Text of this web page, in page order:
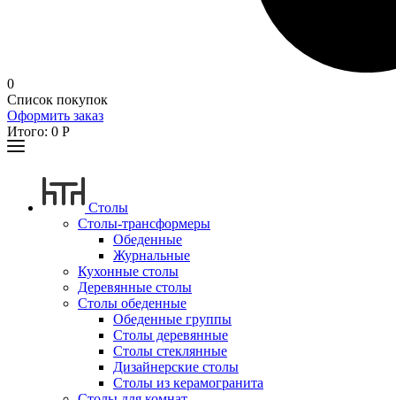
0
Список покупок
Оформить заказ
Итого: 0 Р
Столы
Столы-трансформеры
Обеденные
Журнальные
Кухонные столы
Деревянные столы
Столы обеденные
Обеденные группы
Столы деревянные
Столы стеклянные
Дизайнерские столы
Столы из керамогранита